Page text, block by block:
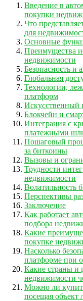
Введение в
покупки
Что
для
Основные
Преимущества
недвижимости
Безопасность и
Глобальная
Технологии,
платформ
Искусственный
Блокчейн и
Интеграция с
платежными
Пошаговый
за биткоины
Вызовы и
Трудности
недвижимости
Волатильность
Перспективы
Заключение
Как работает
подбора
Какие
покупке
Насколько
платформе при
Какие страны и
недвижимости
Можно ли
посещая объект